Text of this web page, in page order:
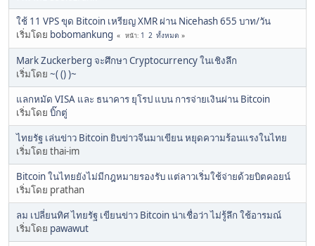
ใช้ 11 VPS ขุด Bitcoin เหรียญ XMR ผ่าน Nicehash 655 บาท/วัน
เริ่มโดย bobomankung หน้า 1 2 ทั้งหมด
Mark Zuckerberg จะศึกษา Cryptocurrency ในเชิงลึก
เริ่มโดย ~( () )~
แลกหมัด VISA และ ธนาคาร ยุโรป แบน การจ่ายเงินผ่าน Bitcoin
เริ่มโดย บิ๊กตู่
ไทยรัฐ เล่นข่าว Bitcoin ยิบข่าวจีนมาเขียน หยุดความร้อนแรงในไทย
เริ่มโดย thai-im
Bitcoin ในไทยยังไม่มีกฎหมายรองรับ แต่ลาวเริ่มใช้จ่ายด้วยบิตคอยน์
เริ่มโดย prathan
ลม เปลี่ยนทิศ ไทยรัฐ เขียนข่าว Bitcoin น่าเชื่อว่า ไม่รู้ลึก ใช้อารมณ์
เริ่มโดย pawawut